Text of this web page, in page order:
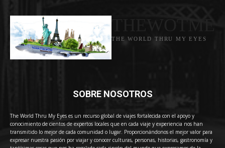
THE WORLD THRU MY EYES
SOBRE NOSOTROS
The World Thru My Eyes es un recurso global de viajes fortalecida con el apoyo y
conocimiento de cientos de expertos locales que en cada viaje y experiencia nos han
transmitido lo mejor de cada comunidad o lugar. Proporcionándonos el mejor valor para
expresar nuestra pasión por viajar y conocer culturas, personas, historias, gastronomía y